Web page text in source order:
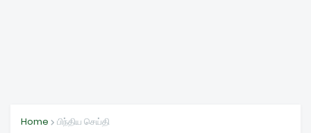
Home பிந்திய செய்தி